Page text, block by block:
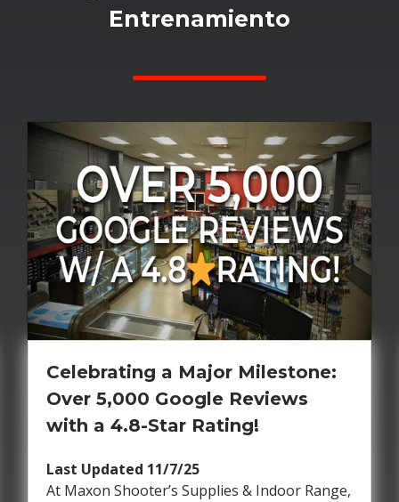
Entrenamiento
Celebrating a Major Milestone:
Over 5,000 Google Reviews
with a 4.8-Star Rating!
Last Updated 11/7/25
At Maxon Shooter’s Supplies & Indoor Range,